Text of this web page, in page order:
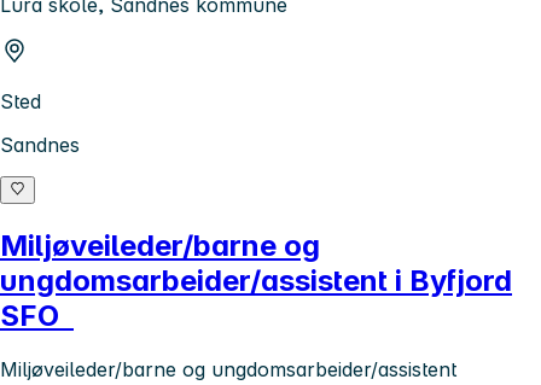
Lura skole, Sandnes kommune
Sted
Sandnes
Miljøveileder/barne og
ungdomsarbeider/assistent i Byfjord
SFO
Miljøveileder/barne og ungdomsarbeider/assistent